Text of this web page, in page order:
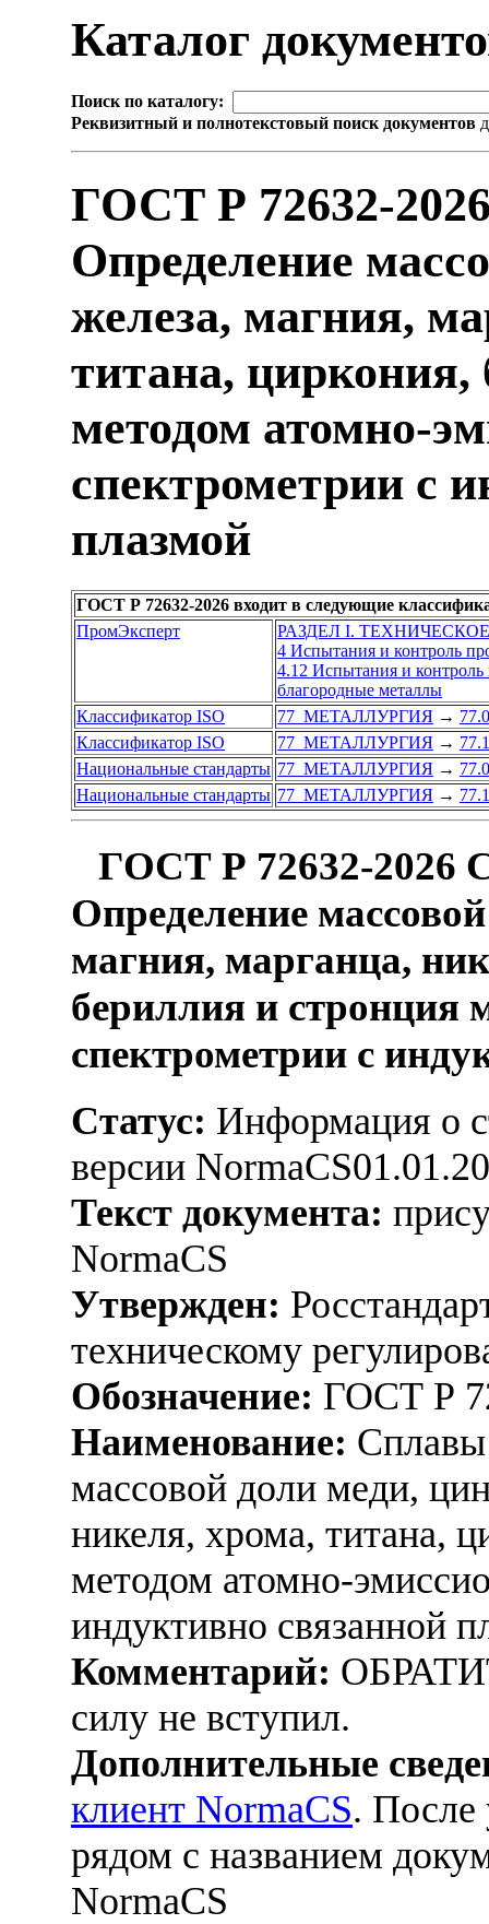
Каталог
Поиск по каталогу:
Реквизитный и полнотекстовый поиск документов
ГОСТ Р 72632-
Определение
железа, магния,
титана,
методом атомно-
спектрометрии с
плазмой
ГОСТ Р 72632-2026 входит в следующие
ПромЭксперт
РАЗДЕЛ I.
4 Испытания и контроль
4.12 Испытания и
благородные металлы
Классификатор ISO
77 МЕТАЛЛУРГИЯ →
Классификатор ISO
77 МЕТАЛЛУРГИЯ →
Национальные стандарты 77 МЕТАЛЛУРГИЯ →
Национальные стандарты 77 МЕТАЛЛУРГИЯ →
ГОСТ Р 72632-2026
Определение
магния, марганца,
бериллия и стронция
спектрометрии с
Статус: Информация о
версии
Текст документа:
NormaCS
Утвержден:
техническому
Обозначение: ГОСТ Р
Наименование:
массовой доли меди,
никеля, хрома, титана,
методом атомно-
индуктивно связанной
Комментарий:
силу не вступил.
Дополнительные
клиент NormaCS. После
рядом с названием
NormaCS